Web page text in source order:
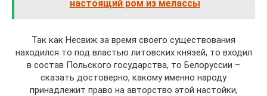
настоящий ром из мелассы
Так как Несвиж за время своего существования
находился то под властью литовских князей, то входил
в состав Польского государства, то Белоруссии –
сказать достоверно, какому именно народу
принадлежит право на авторство этой настойки,